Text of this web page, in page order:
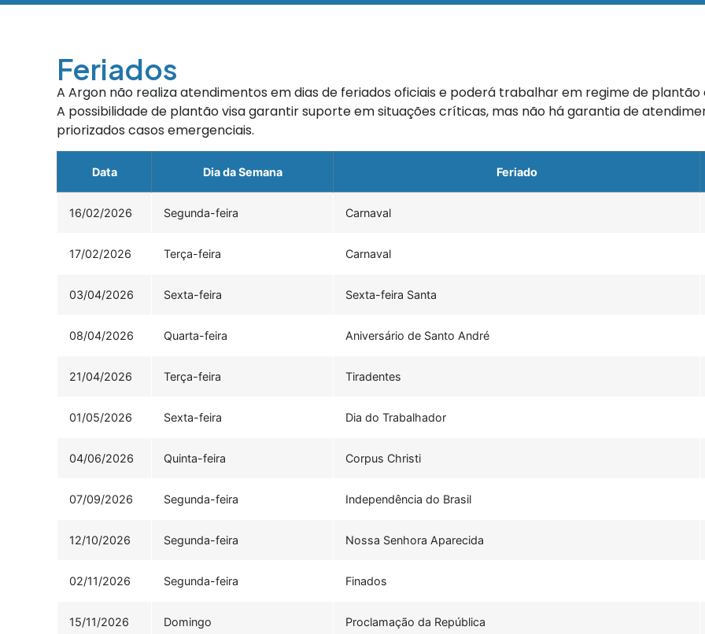
Feriados
A Argon não realiza atendimentos em dias de feriados oficiais e poderá trabalhar em regime de
A possibilidade de plantão visa garantir suporte em situações críticas, mas não há garantia de
priorizados casos emergenciais.
Data Dia da Semana Feriado
16/02/2026 Segunda-feira Carnaval
17/02/2026 Terça-feira Carnaval
03/04/2026 Sexta-feira Sexta-feira Santa
08/04/2026 Quarta-feira Aniversário de Santo André
21/04/2026 Terça-feira Tiradentes
01/05/2026 Sexta-feira Dia do Trabalhador
04/06/2026 Quinta-feira Corpus Christi
07/09/2026 Segunda-feira Independência do Brasil
12/10/2026 Segunda-feira Nossa Senhora Aparecida
02/11/2026 Segunda-feira Finados
15/11/2026 Domingo Proclamação da República